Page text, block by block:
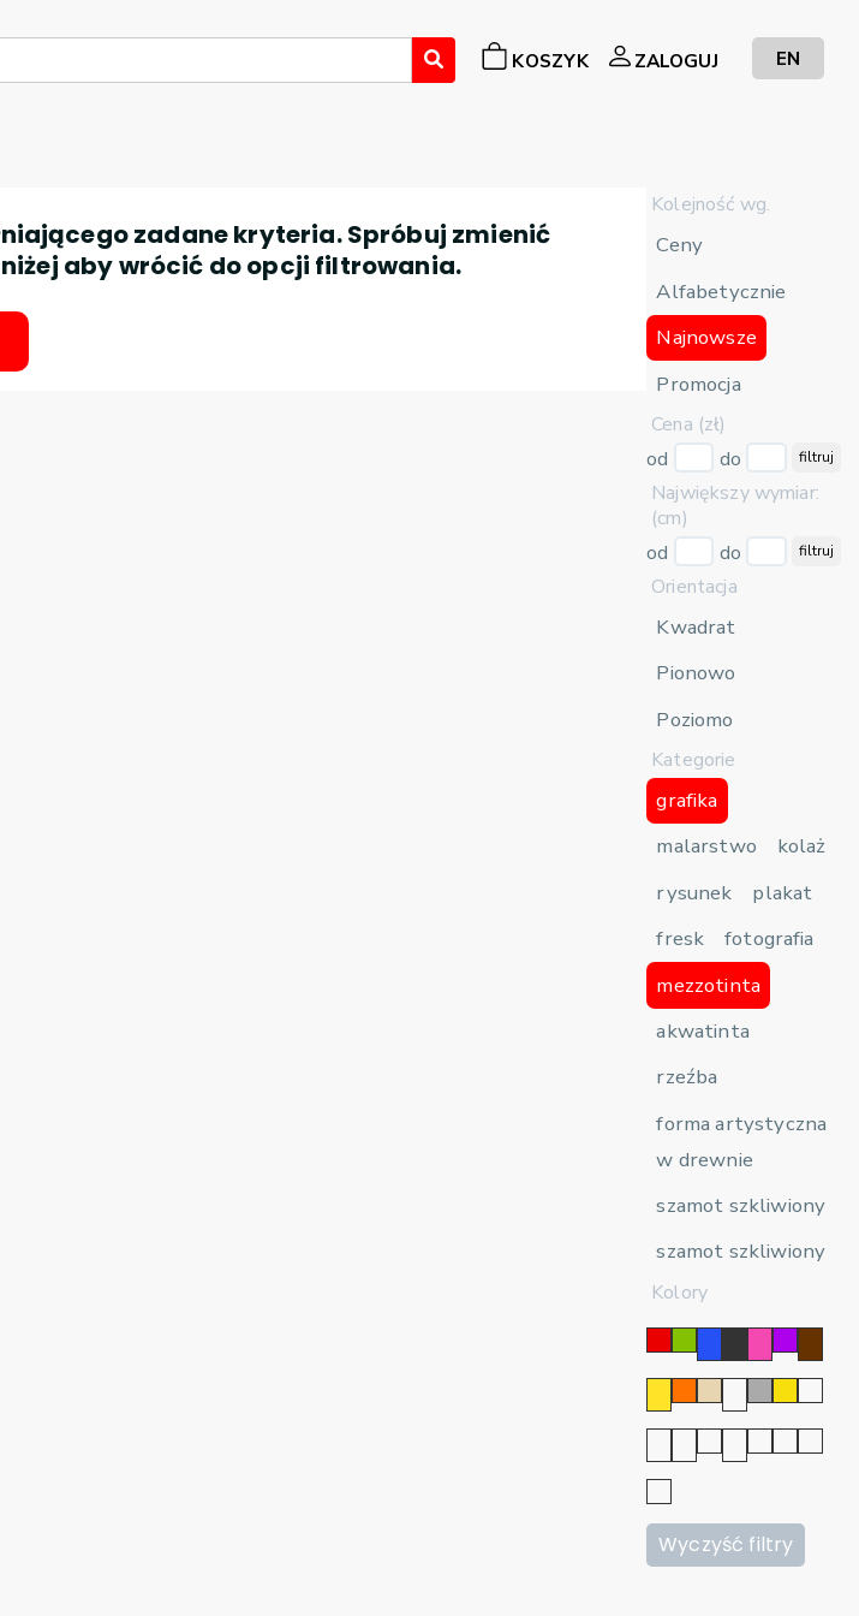
KOSZYK ZALOGUJ EN
Kolejność wg.
Ceny
Alfabetycznie
Najnowsze
Promocja
Cena (zł)
od
do filtruj
Największy wymiar:
(cm)
od
do filtruj
Orientacja
Kwadrat
Pionowo
Poziomo
Kategorie
grafika
malarstwo
kolaż
rysunek
plakat
fresk
fotografia
mezzotinta
akwatinta
rzeźba
forma artystyczna
w drewnie
szamot szkliwiony
szamot szkliwiony
Kolory
Wyczyść filtry
zadane kryteria. Spróbuj zmienić
aby wrócić do opcji filtrowania.